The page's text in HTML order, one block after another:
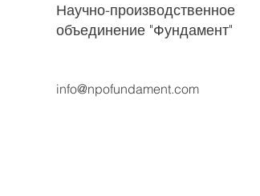
Научно-производственное
объединение "Фундамент"
info@npofundament.com